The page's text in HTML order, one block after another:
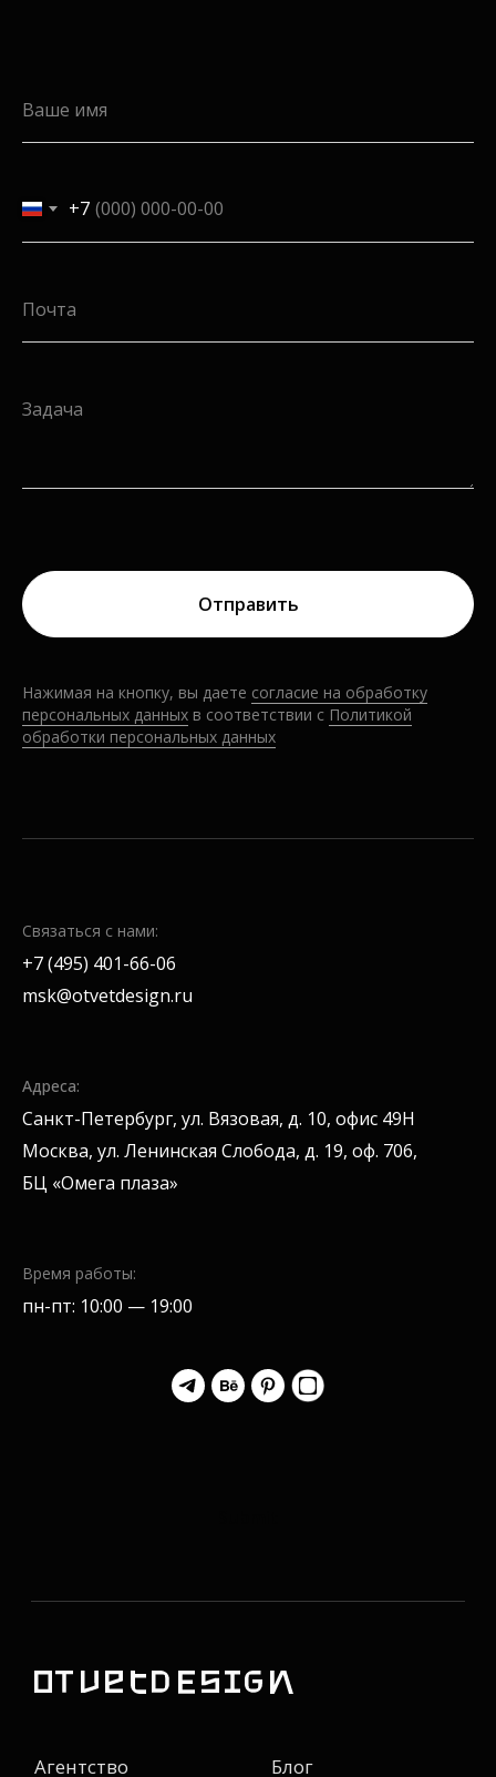
Ваше имя
+7
Почта
Задача
Отправить
Нажимая на кнопку, вы даете согласие на обработку
персональных данных в соответствии с Политикой
обработки персональных данных
Связаться с нами:
+7 (495) 401-66-06
msk@otvetdesign.ru
Адреса:
Санкт-Петербург, ул. Вязовая, д. 10, офис 49H
Москва, ул. Ленинская Слобода, д. 19, оф. 706,
БЦ «Омега плаза»
Время работы:
пн-пт: 10:00 — 19:00